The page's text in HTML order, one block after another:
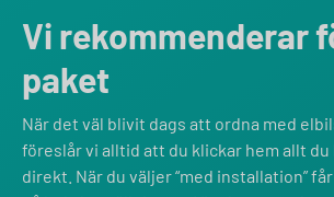
Vi rekommenderar
paket
När det väl blivit dags att ordna med
föreslår vi alltid att du klickar hem allt du
direkt. När du väljer “med installation”